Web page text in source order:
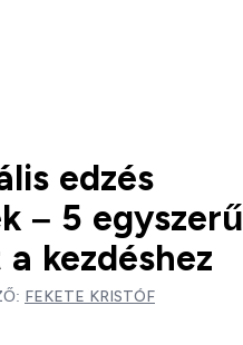
edzés
– 5 egyszerű
kezdéshez
FEKETE KRISTÓF